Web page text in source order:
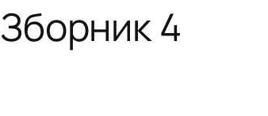
Зборник 4